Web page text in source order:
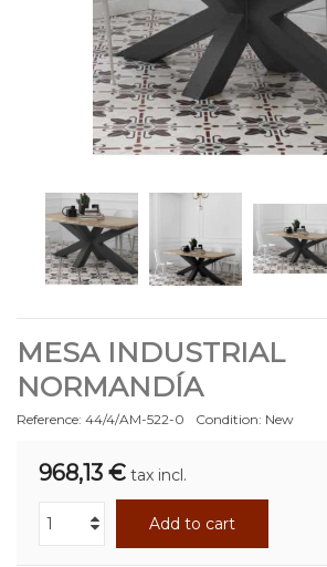
MESA INDUSTRIAL
NORMANDÍA
Reference: 44/4/AM-522-0 Condition: New
968,13 € tax incl.
Add to cart